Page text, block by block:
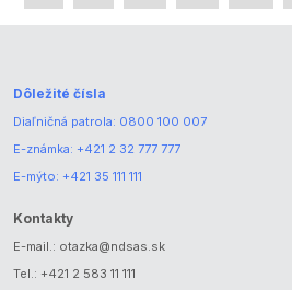
Dôležité čísla
Diaľničná patrola: 0800 100 007
E-známka: +421 2 32 777 777
E-mýto: +421 35 111 111
Kontakty
E-mail.: otazka@ndsas.sk
Tel.: +421 2 583 11 111